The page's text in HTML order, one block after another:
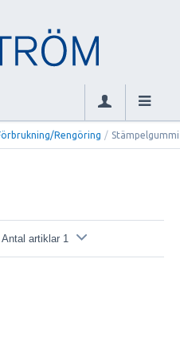
Rengöring / Stämpelgummi
Antal artiklar 1